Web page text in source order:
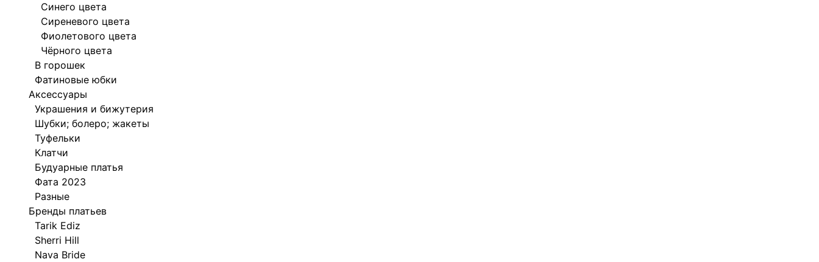
Синего цвета
Сиреневого цвета
Фиолетового цвета
Чёрного цвета
В горошек
Фатиновые юбки
Аксессуары
Украшения и бижутерия
Шубки; болеро; жакеты
Туфельки
Клатчи
Будуарные платья
Фата 2023
Разные
Бренды платьев
Tarik Ediz
Sherri Hill
Nava Bride